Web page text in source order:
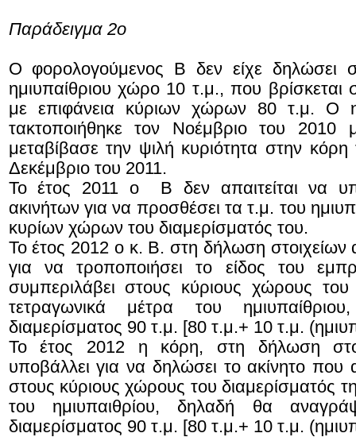
Παράδειγμα 2ο
Ο φορολογούμενος Β δεν είχε δηλώσει
ημιυπαίθριου χώρο 10 τ.μ., που βρίσκεται
με επιφάνεια κύριων χώρων 80 τ.μ. Ο
τακτοποιήθηκε τον Νοέμβριο του
μεταβίβασε την ψιλή κυριότητα στην
Δεκέμβριο του 2011.
Το έτος 2011 ο Β δεν απαιτείται να
ακινήτων για να προσθέσει τα τ.μ. του
κυρίων χώρων του διαμερίσματός του.
Το έτος 2012 ο κ. Β. στη δήλωση στοιχείων
για να τροποποιήσει το είδος του
συμπεριλάβει στους κύριους χώρους
τετραγωνικά μέτρα του
διαμερίσματος 90 τ.μ. [80 τ.μ.+ 10 τ.μ.
Το έτος 2012 η κόρη, στη δήλωση
υποβάλλει για να δηλώσει το ακίνητο που
στους κύριους χώρους του διαμερίσματός
του ημιυπαιθρίου, δηλαδή θα
διαμερίσματος 90 τ.μ. [80 τ.μ.+ 10 τ.μ.